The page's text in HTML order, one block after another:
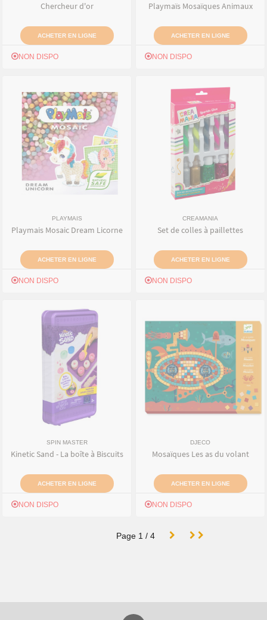
Chercheur d'or
ACHETER EN LIGNE
NON DISPO
Playmaïs Mosaïques Animaux
ACHETER EN LIGNE
NON DISPO
PLAYMAIS
Playmais Mosaic Dream Licorne
ACHETER EN LIGNE
NON DISPO
CREAMANIA
Set de colles à paillettes
ACHETER EN LIGNE
NON DISPO
SPIN MASTER
Kinetic Sand - La boîte à Biscuits
ACHETER EN LIGNE
NON DISPO
DJECO
Mosaïques Les as du volant
ACHETER EN LIGNE
NON DISPO
Page 1 / 4